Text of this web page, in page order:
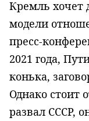
Кремль хочет
модели
пресс-
2021 года,
конька,
Однако стоит
развал СССР,